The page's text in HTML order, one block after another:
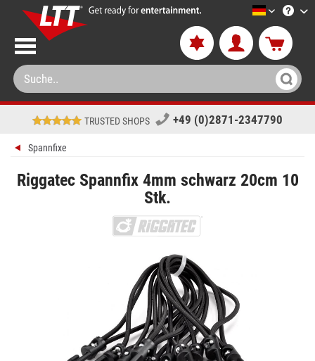
LTT-
TRUSTED SHOPS +49 (0)2871-2347790
Spannfixe
Riggatec Spannfix 4mm schwarz 20cm 10
Stk.